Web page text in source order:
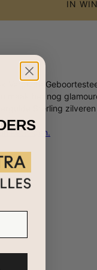
IN
Vergulde
maak het nog
Sterling